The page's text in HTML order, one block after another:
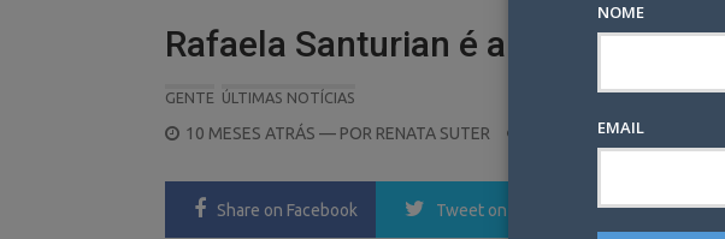
Rafaela Santurian é a nova DC da
GENTE ÚLTIMAS NOTÍCIAS
POSTED
10 MESES ATRÁS — POR RENATA SUTER
Share on Facebook Tweet on Twitter Google+
NOME
EMAIL